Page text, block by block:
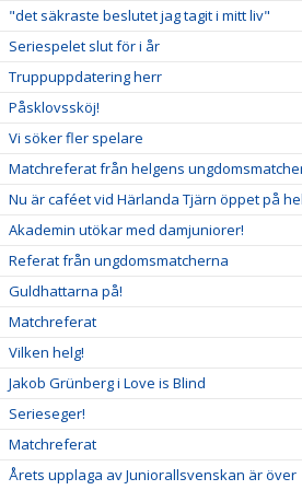
"det säkraste beslutet jag tagit i mitt liv"
Seriespelet slut för i år
Truppuppdatering herr
Påsklovssköj!
Vi söker fler spelare
Matchreferat från helgens
Nu är caféet vid Härlanda Tjärn öppet på
Akademin utökar med damjuniorer!
Referat från ungdomsmatcherna
Guldhattarna på!
Matchreferat
Vilken helg!
Jakob Grünberg i Love is Blind
Serieseger!
Matchreferat
Årets upplaga av Juniorallsvenskan är över